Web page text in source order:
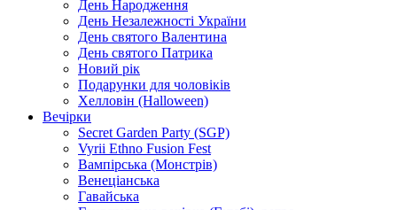
День Народження
День Незалежності України
День святого Валентина
День святого Патрика
Новий рік
Подарунки для чоловіків
Хелловін (Halloween)
Вечірки
Secret Garden Party (SGP)
Vyrii Ethno Fusion Fest
Вампірська (Монстрів)
Венеціанська
Гавайська